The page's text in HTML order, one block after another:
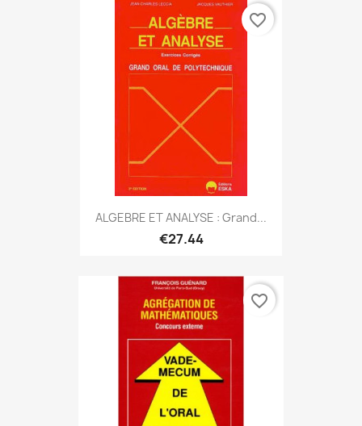
ALGEBRE ET ANALYSE : Grand...
€27.44
favorite_border
favorite_border